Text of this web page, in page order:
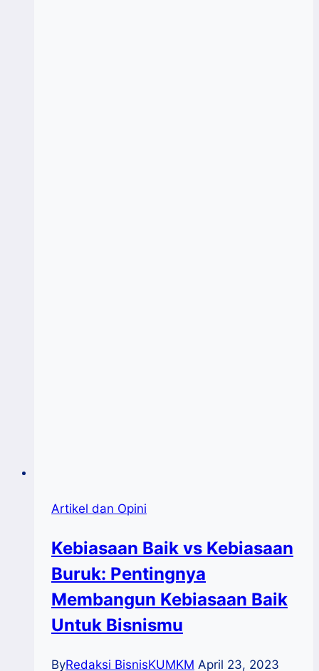
Artikel dan Opini
Kebiasaan Baik vs Kebiasaan
Buruk: Pentingnya
Membangun Kebiasaan Baik
Untuk Bisnismu
ByRedaksi BisnisKUMKM April 23, 2023